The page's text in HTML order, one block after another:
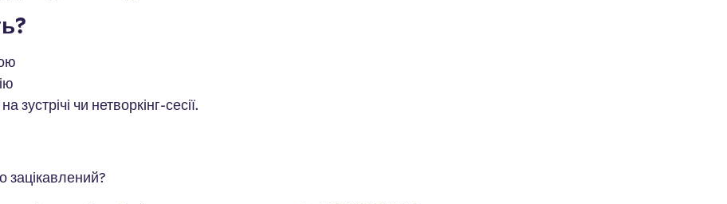
чи нетворкінг-сесії.
зацікавлений?